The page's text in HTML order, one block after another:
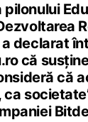
pilonului
a declarat
că
că